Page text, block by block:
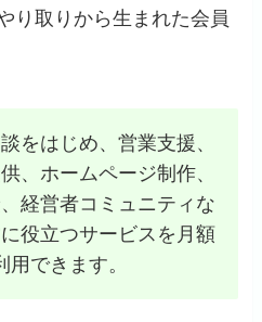
り取りから生まれた会員
をはじめ、営業支援、
、ホームページ制作、
経営者コミュニティな
役立つサービスを月額
できます。